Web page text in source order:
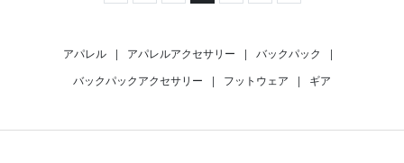
アパレル | アパレルアクセサリー | バックパック
|
バックパックアクセサリー
| フットウェア | ギア